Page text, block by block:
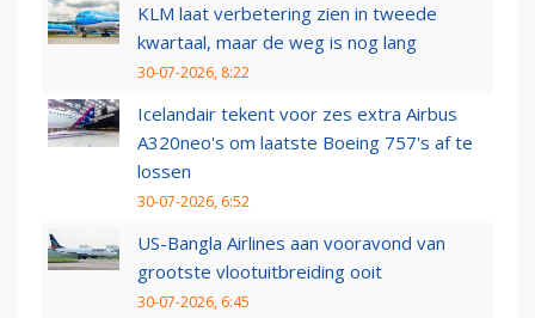
KLM laat verbetering zien in tweede
kwartaal, maar de weg is nog lang
30-07-2026, 8:22
Icelandair tekent voor zes extra Airbus
A320neo's om laatste Boeing 757's af te
lossen
30-07-2026, 6:52
US-Bangla Airlines aan vooravond van
grootste vlootuitbreiding ooit
30-07-2026, 6:45